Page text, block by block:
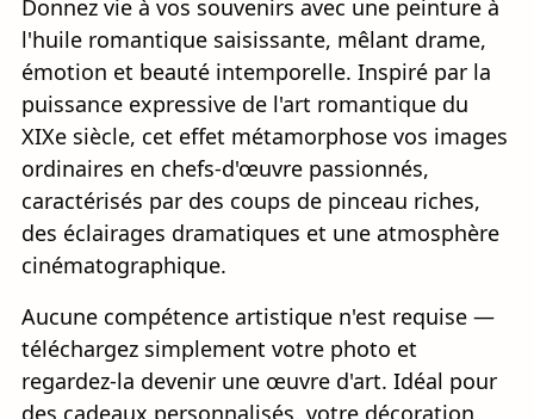
Donnez vie à vos souvenirs avec une peinture à
l'huile romantique saisissante, mêlant drame,
émotion et beauté intemporelle. Inspiré par la
puissance expressive de l'art romantique du
XIXe siècle, cet effet métamorphose vos images
ordinaires en chefs-d'œuvre passionnés,
caractérisés par des coups de pinceau riches,
des éclairages dramatiques et une atmosphère
cinématographique.
Aucune compétence artistique n'est requise —
téléchargez simplement votre photo et
regardez-la devenir une œuvre d'art. Idéal pour
des cadeaux personnalisés, votre décoration